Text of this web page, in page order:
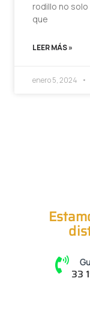
rodillo no
que
LEER MÁS »
enero 5, 2024
33